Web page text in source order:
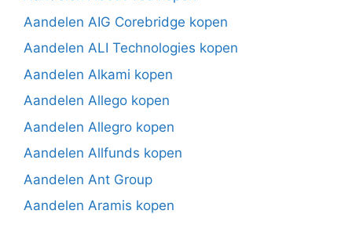
Aandelen AIG Corebridge kopen
Aandelen ALI Technologies kopen
Aandelen Alkami kopen
Aandelen Allego kopen
Aandelen Allegro kopen
Aandelen Allfunds kopen
Aandelen Ant Group
Aandelen Aramis kopen